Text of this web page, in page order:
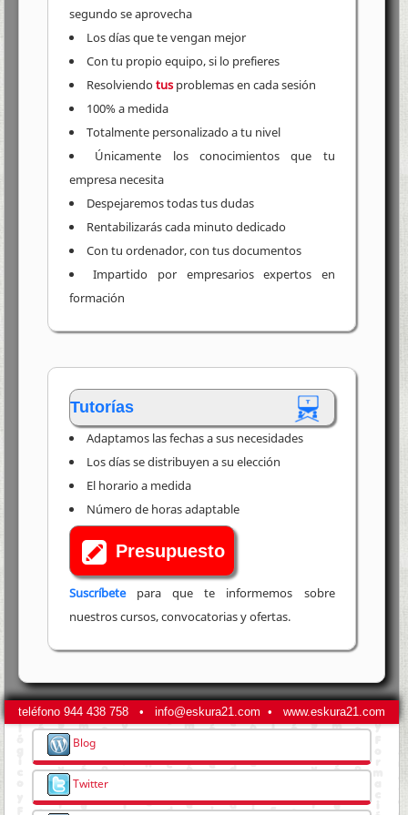
segundo se aprovecha
Los días que te vengan mejor
Con tu propio equipo, si lo prefieres
Resolviendotusproblemas en cada sesión
100% a medida
Totalmente personalizado a tu nivel
Únicamente los conocimientos que tu
empresa necesita
Despejaremos todas tus dudas
Rentabilizarás cada minuto dedicado
Con tu ordenador, con tus documentos
Impartido por empresarios expertos en
formación
Tutorías
Adaptamos las fechas a sus necesidades
Los días se distribuyen a su elección
El horario a medida
Número de horas adaptable
Presupuesto
Suscríbetepara que te informemos sobre
nuestros cursos, convocatorias y ofertas.
teléfono944 438 758 •info@eskura21.com •www.eskura21.com
Blog
Twitter